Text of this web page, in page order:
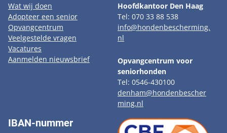
Wat wij doen
Adopteer een senior
Opvangcentrum
Veelgestelde vragen
Vacatures
Aanmelden nieuwsbrief
Hoofdkantoor Den Haag
Tel: 070 33 88 538
info@hondenbescherming.
nl
Opvangcentrum voor
seniorhonden
Tel: 0546-430100
denham@hondenbescher
ming.nl
IBAN-nummer